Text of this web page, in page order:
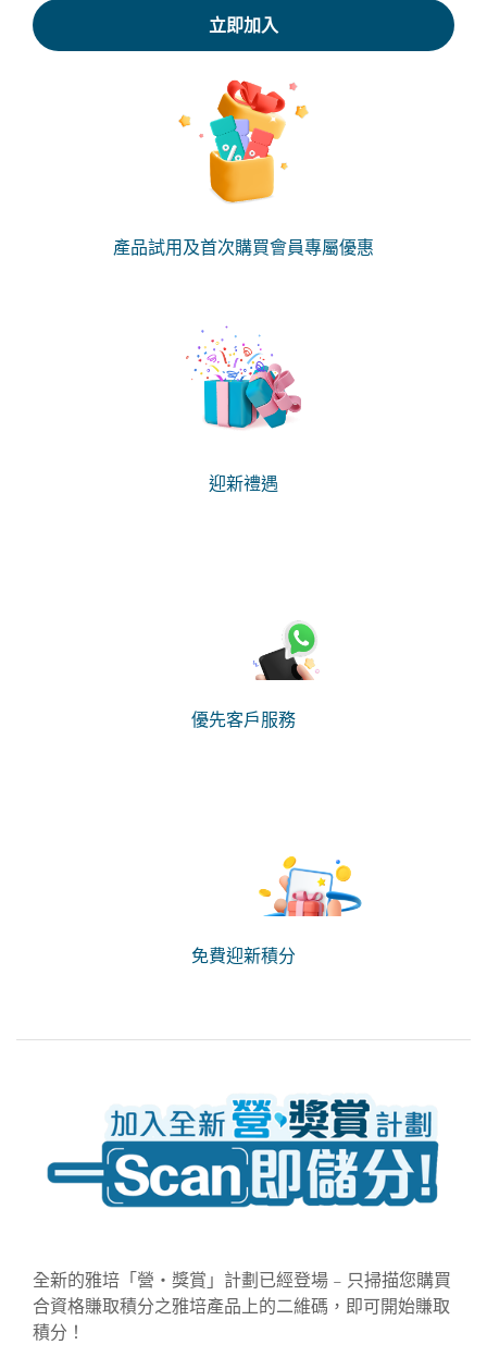
立即加入
產品試用及首次購買會員專屬優惠
迎新禮遇
優先客戶服務
免費迎新積分
全新的雅培「營‧獎賞」計劃已經登場 – 只掃描您購買
合資格賺取積分之雅培產品上的二維碼，即可開始賺取
積分！​